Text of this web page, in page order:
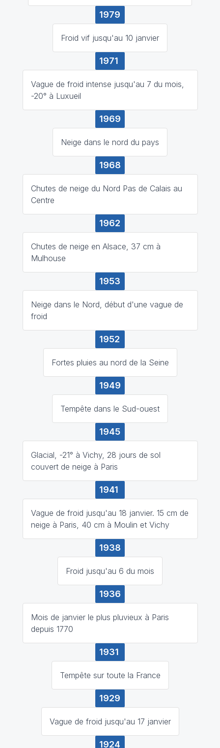
1979
Froid vif jusqu'au 10 janvier
1971
Vague de froid intense jusqu'au 7 du mois,
-20° à Luxueil
1969
Neige dans le nord du pays
1968
Chutes de neige du Nord Pas de Calais au
Centre
1962
Chutes de neige en Alsace, 37 cm à
Mulhouse
1953
Neige dans le Nord, début d'une vague de
froid
1952
Fortes pluies au nord de la Seine
1949
Tempête dans le Sud-ouest
1945
Glacial, -21° à Vichy, 28 jours de sol
couvert de neige à Paris
1941
Vague de froid jusqu'au 18 janvier. 15 cm de
neige à Paris, 40 cm à Moulin et Vichy
1938
Froid jusqu'au 6 du mois
1936
Mois de janvier le plus pluvieux à Paris
depuis 1770
1931
Tempête sur toute la France
1929
Vague de froid jusqu'au 17 janvier
1924